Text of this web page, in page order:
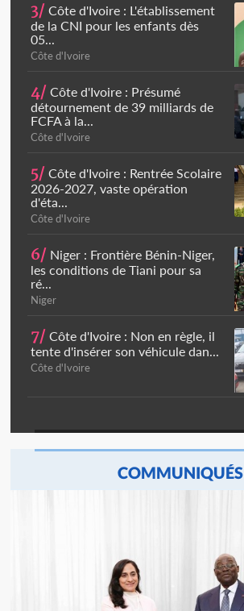
3/ Côte d'Ivoire : L'établissement
de la CNI pour les enfants dès
05...
Côte d'Ivoire
4/ Côte d'Ivoire : Présumé
détournement de 39 milliards de
FCFA à la...
Côte d'Ivoire
5/ Côte d'Ivoire : Rentrée Scolaire
2026-2027, vaste opération
d'éta...
Côte d'Ivoire
6/ Niger : Frontière Bénin-Niger,
les conditions de Tiani pour sa
ré...
Niger
7/ Côte d'Ivoire : Non en règle, il
tente d'insérer son véhicule dan...
Côte d'Ivoire
COMMUNIQUÉS